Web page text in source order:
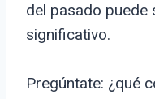
del pasado puede
significativo.
Pregúntate: ¿qué